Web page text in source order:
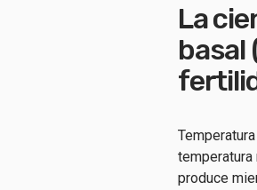
La
basal
temperatura
produce